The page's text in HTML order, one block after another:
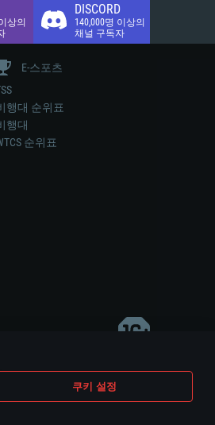
쿠키 설정
상의
DISCORD
140,000명 이상의
채널 구독자
E-스포츠
행대 순위표
행대
순위표